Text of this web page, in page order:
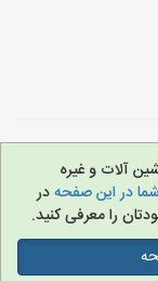
آلات و غیره
در این صفحهدر
را معرفی کنید.